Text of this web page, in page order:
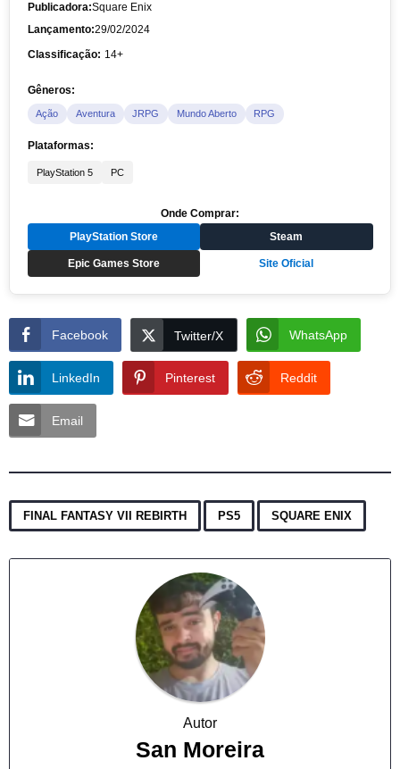
Publicadora:Square Enix
Lançamento:29/02/2024
Classificação: 14+
Gêneros:
Ação Aventura JRPG Mundo Aberto RPG
Plataformas:
PlayStation 5 PC
Onde Comprar:
PlayStation Store Steam
Epic Games Store Site Oficial
Facebook Twitter/X WhatsApp
LinkedIn Pinterest Reddit
Email
FINAL FANTASY VII REBIRTH PS5 SQUARE ENIX
Autor
San Moreira